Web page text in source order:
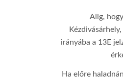
Alig,
irányába a 13E
Ha előre